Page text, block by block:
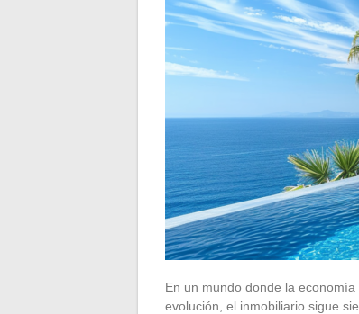
En un mundo donde la
evolución, el inmobiliario sigue